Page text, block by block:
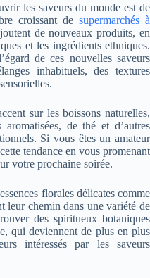
les saveurs du monde est de
croissant de supermarchés à
de nouveaux produits, en
et les ingrédients ethniques.
de ces nouvelles saveurs
inhabituels, des textures
sur les boissons naturelles,
aromatisées, de thé et d’autres
Si vous êtes un amateur
tendance en vous promenant
votre prochaine soirée.
florales délicates comme
leur chemin dans une variété de
des spiritueux botaniques
qui deviennent de plus en plus
intéressés par les saveurs